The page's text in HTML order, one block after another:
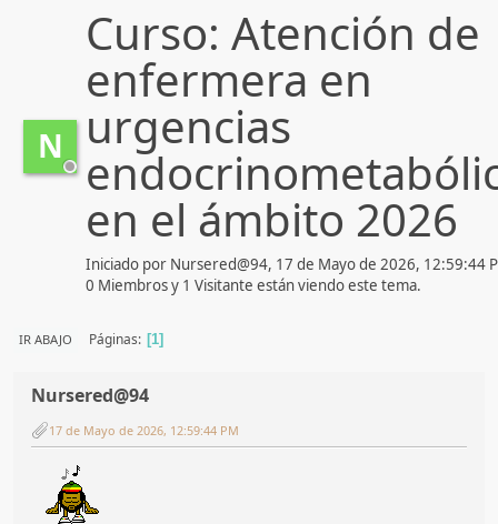
N
Curso: Atención de
enfermera en
urgencias
en el ámbito 2026
Iniciado por Nursered@94, 17 de Mayo de 2026, 12:59:44
0 Miembros y 1 Visitante están viendo este tema.
IR ABAJO Páginas 1
Nursered@94
17 de Mayo de 2026, 12:59:44 PM